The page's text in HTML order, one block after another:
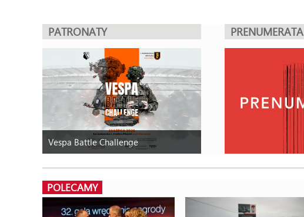
PATRONATY
Vespa Battle Challenge
PRENUMERATA
POLECAMY